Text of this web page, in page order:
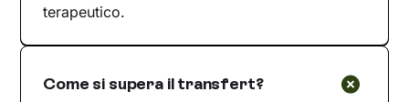
terapeutico.
Come si supera il transfert?